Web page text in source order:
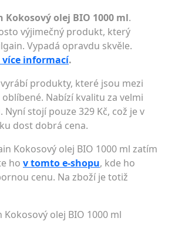
Kokosový olej BIO 1000 ml.
výjimečný produkt, který
Vypadá opravdu skvěle.
více informací.
produkty, které jsou mezi
Nabízí kvalitu za velmi
stojí pouze 329 Kč, což je v
dost dobrá cena.
Kokosový olej BIO 1000 ml zatím
ho v tomto e-shopu, kde ho
cenu. Na zboží je totiž
Kokosový olej BIO 1000 ml